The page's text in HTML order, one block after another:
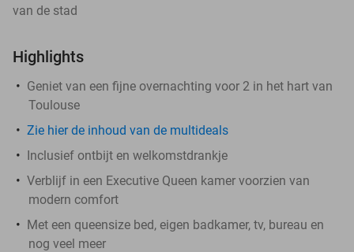
van de stad
Highlights
Geniet van een fijne overnachting voor 2 in het hart van
Toulouse
Zie hier de inhoud van de multideals
Inclusief ontbijt en welkomstdrankje
Verblijf in een Executive Queen kamer voorzien van
modern comfort
Met een queensize bed, eigen badkamer, tv, bureau en
nog veel meer